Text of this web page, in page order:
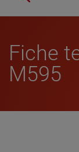
Fiche
M595